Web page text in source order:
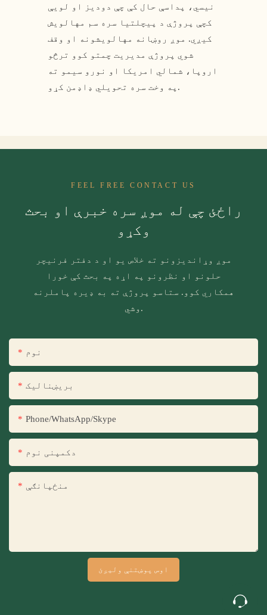
نیسي، پداسې حال کې چې دودیز او لویې
کچې پروژې د پیچلتیا سره سم مهالویش
کیږي. موږ روښانه مهالویشونه او وقف
شوي پروژې مدیریت چمتو کوو ترڅو
اروپا، شمالي امریکا او نورو سیمو ته
په وخت سره تحویلي ډاډمن کړو.
FEEL FREE CONTACT US
راځئ چې له موږ سره خبرې او بحث
وکړو
موږ وړاندیزونو ته خلاص یو او د دفتر فرنیچر
حلونو او نظرونو په اړه په بحث کې خورا
همکاري کوو. ستاسو پروژې ته به ډیره پاملرنه
وشي.
نوم
بریښنالیک
Phone/WhatsApp/Skype
دکمپنی نوم
منځپانګې
اوس پوښتنې ولیږئ